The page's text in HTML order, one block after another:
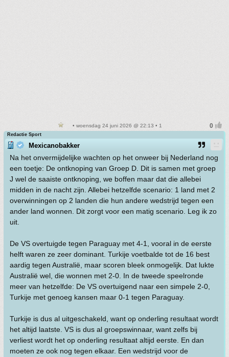
• woensdag 24 juni 2026 @ 22:13 • 1
Redactie Sport
Mexicanobakker
Na het onvermijdelijke wachten op het onweer bij Nederland nog
een toetje: De ontknoping van Groep D. Dit is samen met groep
J wel de saaiste ontknoping, we boffen maar dat die allebei
midden in de nacht zijn. Allebei hetzelfde scenario: 1 land met 2
overwinningen op 2 landen die hun andere wedstrijd tegen een
ander land wonnen. Dit zorgt voor een matig scenario. Leg ik zo
uit.
De VS overtuigde tegen Paraguay met 4-1, vooral in de eerste
helft waren ze zeer dominant. Turkije voetbalde tot de 16 best
aardig tegen Australië, maar scoren bleek onmogelijk. Dat lukte
Australië wel, die wonnen met 2-0. In de tweede speelronde
meer van hetzelfde: De VS overtuigend naar een simpele 2-0,
Turkije met genoeg kansen maar 0-1 tegen Paraguay.
Turkije is dus al uitgeschakeld, want op onderling resultaat wordt
het altijd laatste. VS is dus al groepswinnaar, want zelfs bij
verliest wordt het op onderling resultaat altijd eerste. En dan
moeten ze ook nog tegen elkaar. Een wedstrijd voor de